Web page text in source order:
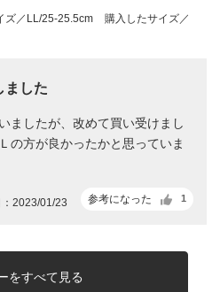
ズ／LL/25-25.5cm
購入したサイズ／
ました
ましたが、改めて買い受けまし
の方が良かったかと思っていま
参考になった 1
2023/01/23
をすべて見る